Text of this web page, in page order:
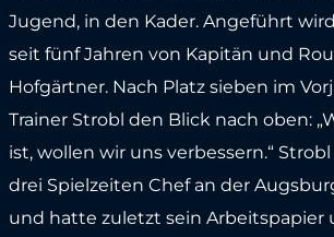
Jugend, in den Kader. Angeführt
seit fünf Jahren von Kapitän und
Hofgärtner. Nach Platz sieben im
Trainer Strobl den Blick nach oben:
ist, wollen wir uns verbessern.“
drei Spielzeiten Chef an der
und hatte zuletzt sein Arbeitspapier